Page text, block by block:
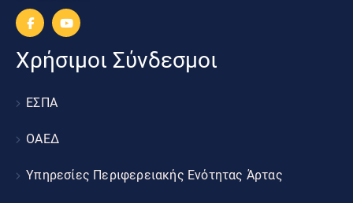
Χρήσιμοι Σύνδεσμοι
ΕΣΠΑ
ΟΑΕΔ
Υπηρεσίες Περιφερειακής Ενότητας Άρτας